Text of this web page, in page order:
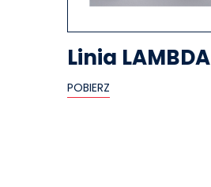
Linia LAMBDA
POBIERZ